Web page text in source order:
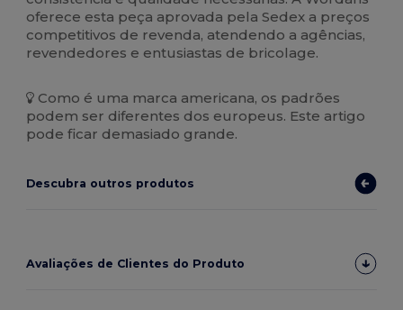
oferece esta peça aprovada pela Sedex a preços
competitivos de revenda, atendendo a agências,
revendedores e entusiastas de bricolage.
Como é uma marca americana, os padrões
podem ser diferentes dos europeus. Este artigo
pode ficar demasiado grande.
Descubra outros produtos
Avaliações de Clientes do Produto